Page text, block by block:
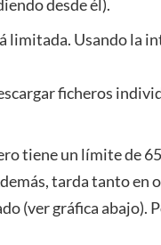
desde él).
limitada. Usando la
ficheros
tiene un límite de
tarda tanto en
(ver gráfica abajo).